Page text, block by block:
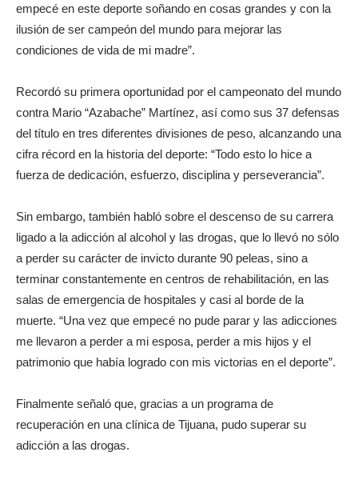
empecé en este deporte soñando en cosas grandes y con la
ilusión de ser campeón del mundo para mejorar las
condiciones de vida de mi madre”.
Recordó su primera oportunidad por el campeonato del mundo
contra Mario “Azabache” Martínez, así como sus 37 defensas
del título en tres diferentes divisiones de peso, alcanzando una
cifra récord en la historia del deporte: “Todo esto lo hice a
fuerza de dedicación, esfuerzo, disciplina y perseverancia”.
Sin embargo, también habló sobre el descenso de su carrera
ligado a la adicción al alcohol y las drogas, que lo llevó no sólo
a perder su carácter de invicto durante 90 peleas, sino a
terminar constantemente en centros de rehabilitación, en las
salas de emergencia de hospitales y casi al borde de la
muerte. “Una vez que empecé no pude parar y las adicciones
me llevaron a perder a mi esposa, perder a mis hijos y el
patrimonio que había logrado con mis victorias en el deporte”.
Finalmente señaló que, gracias a un programa de
recuperación en una clínica de Tijuana, pudo superar su
adicción a las drogas.